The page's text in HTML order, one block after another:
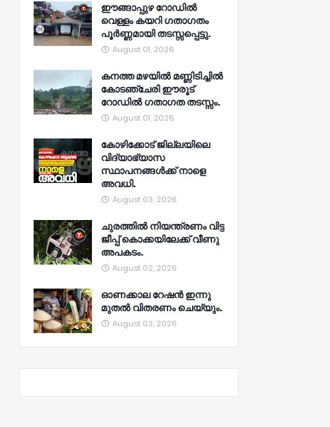
ഈങ്ങാപ്പുഴ റോഡിൽ
വെള്ളം കയറി ഗതാഗതം
പൂർണ്ണമായി തടസ്സപ്പെട്ടു.
August 01, 2026
കനത്ത മഴയിൽ മണ്ണിടിച്ചിൽ
കോടഞ്ചേരി ഈരൂട്
റോഡിൽ ഗതാഗത തടസ്സം.
August 01, 2026
കോഴിക്കോട് ജില്ലയിലെ
വിദ്യാഭ്യാസ
സ്ഥാപനങ്ങൾക്ക് നാളെ
അവധി.
August 03, 2026
ചുരത്തിൽ നിയന്ത്രണം വിട്ട
ജീപ്പ് കൊക്കയിലേക്ക് വീണു
അപകടം.
August 02, 2026
ഓണക്കാല റേഷൻ ഇന്നു
മുതല്‍ വിതരണം ചെയ്യും.
August 03, 2026